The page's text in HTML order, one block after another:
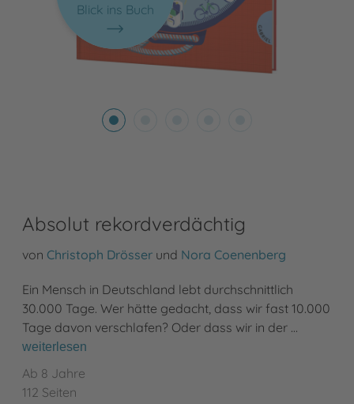
Blick ins Buch
Absolut rekordverdächtig
von Christoph Drösser und Nora Coenenberg
Ein Mensch in Deutschland lebt durchschnittlich
30.000 Tage. Wer hätte gedacht, dass wir fast 10.000
Tage davon verschlafen? Oder dass wir in der …
weiterlesen
Ab 8 Jahre
112 Seiten